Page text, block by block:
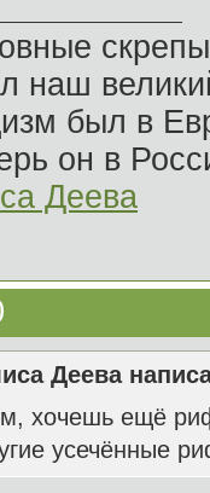
наш
был в
он в
Деева
Деева
хочешь ещё
усечённые